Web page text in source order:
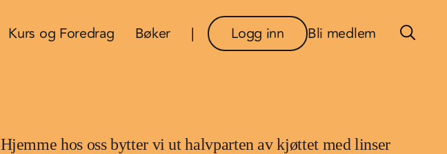
Kurs og Foredrag Bøker Logg inn Bli medlem ×
Hjemme hos oss bytter vi ut halvparten av kjøttet med linser